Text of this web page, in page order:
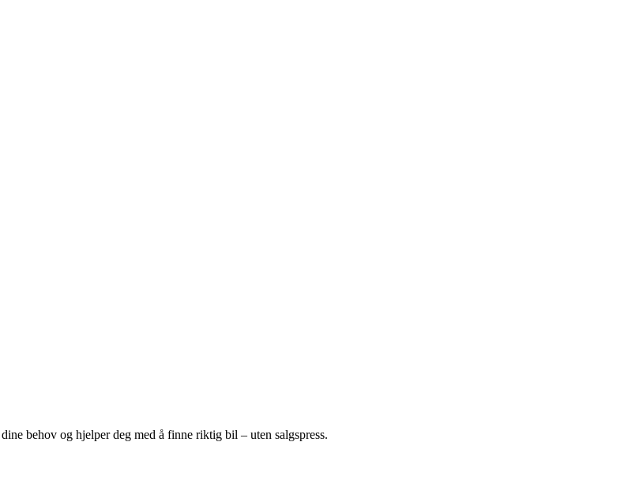
behov og hjelper deg med å finne riktig bil – uten salgspress.